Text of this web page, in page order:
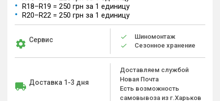
R18–R19 = 250 грн за 1 единицу
R20–R22 = 250 грн за 1 единицу
Сервис
Шиномонтаж
Сезонное хранение
Доставка 1-3 дня
Доставляем службой
Новая Почта
Есть возможность
самовывоза из г.Харьков